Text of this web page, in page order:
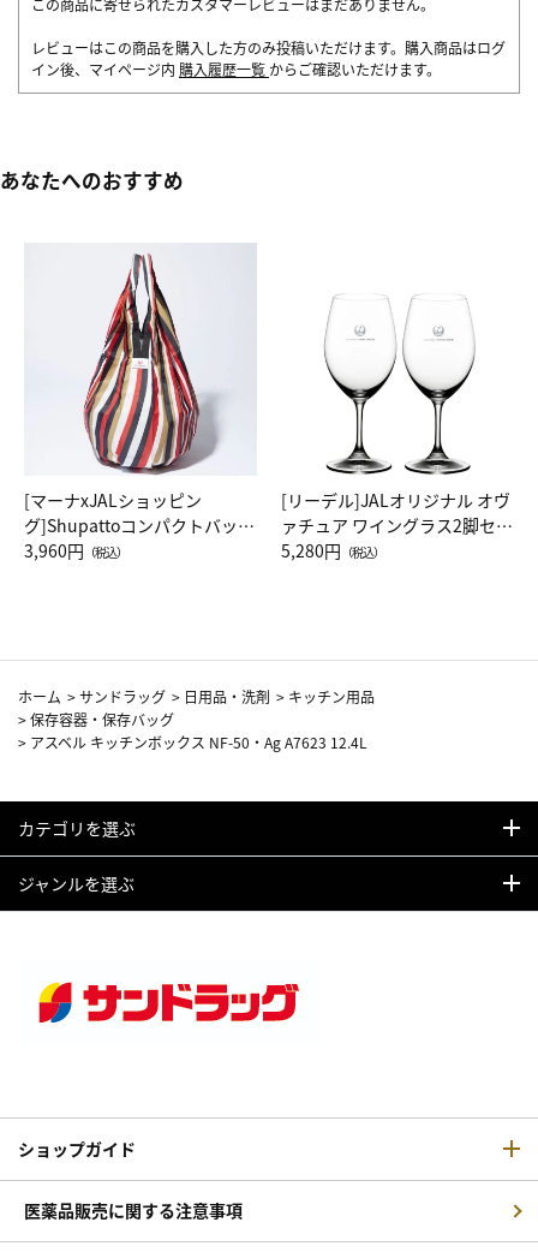
レビューはこの商品を購入した方のみ投稿いただけます。購入商品はログ
イン後、マイページ内 購入履歴一覧 からご確認いただけます。
あなたへのおすすめ
[マーナxJALショッピン
グ]Shupattoコンパクトバッグ
Drop JAL客室乗務員（LC）ス
3,960円 （税込）
[リーデル]JALオリジナル オヴ
ァチュア ワイングラス2脚セッ
ト（レッドワイン）
5,280円 （税込）
ホーム >サンドラッグ > 日用品・洗剤 > キッチン用品
>保存容器・保存バッグ
> アスベル キッチンボックス NF-50・Ag A7623 12.4L
カテゴリを選ぶ
ジャンルを選ぶ
ショップガイド
医薬品販売に関する注意事項